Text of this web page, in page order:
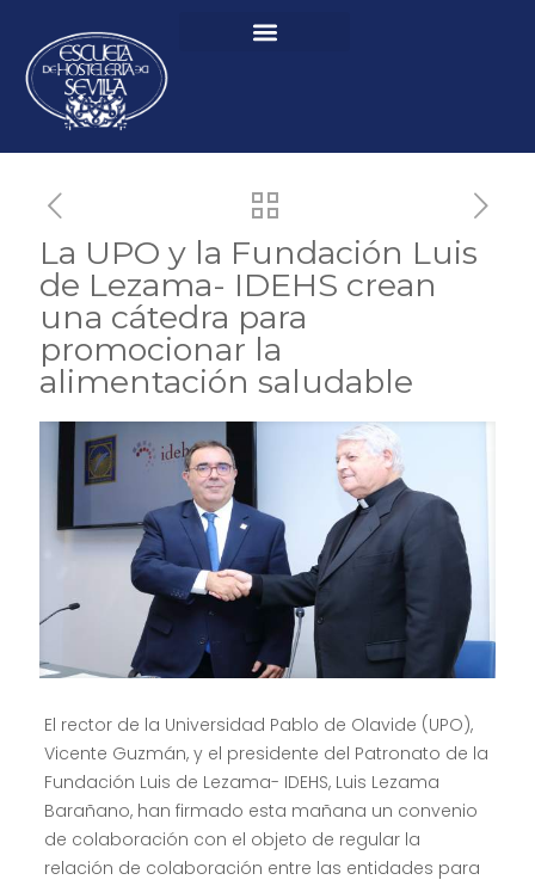
La UPO y la Fundación Luis
de Lezama- IDEHS crean
una cátedra para
promocionar la
alimentación saludable
El rector de la Universidad Pablo de Olavide (UPO),
Vicente Guzmán, y el presidente del Patronato de la
Fundación Luis de Lezama- IDEHS, Luis Lezama
Barañano, han firmado esta mañana un convenio
de colaboración con el objeto de regular la
relación de colaboración entre las entidades para